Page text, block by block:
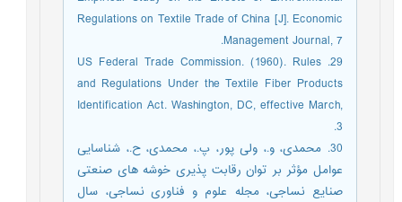
Regulations on Textile Trade of China [J]. Economic
Management Journal, 7.
29. US Federal Trade Commission. (1960). Rules
and Regulations Under the Textile Fiber Products
Identification Act. Washington, DC, effective March,
3.
30. محمدی، و.، ولی پور، پ.، محمدی، ح.، شناسایی
عوامل مؤثر بر توان رقابت پذیری خوشه های صنعتی
صنایع نساجی، مجله علوم و فناوری نساجی، سال